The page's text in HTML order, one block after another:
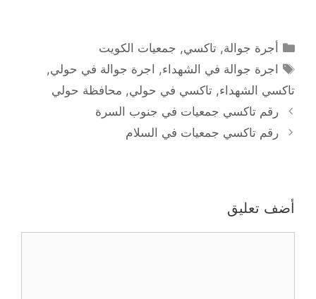
التصنيفات
أجرة جوالة,تاكسي, جمعيات الكويت
الوسوم
اجرة جوالة في الشهداء, اجرة جوالة في حولي,
تاكسي الشهداء, تاكسي في حولي, محافظة حولي
رقم تاكسي جمعيات في جنوب السرة
رقم تاكسي جمعيات في السلام
أضف تعليق